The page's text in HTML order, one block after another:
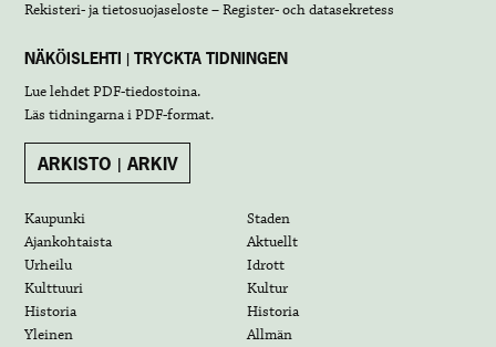
Rekisteri- ja tietosuojaseloste – Register- och datasekretess
NÄKÖISLEHTI | TRYCKTA TIDNINGEN
Lue lehdetPDF-tiedostoina.
Läs tidningarna iPDF-format.
ARKISTO | ARKIV
Kaupunki
Staden
Ajankohtaista
Aktuellt
Urheilu
Idrott
Kulttuuri
Kultur
Historia
Historia
Yleinen
Allmän